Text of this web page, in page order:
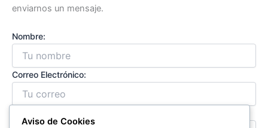
enviarnos un mensaje.
Nombre:
Correo Electrónico:
Aviso de Cookies